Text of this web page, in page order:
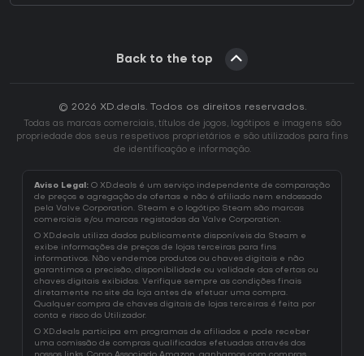
Back to the top
© 2026 XD.deals. Todos os direitos reservados.
Todas as marcas comerciais, títulos de jogos, logótipos e imagens são
propriedade dos seus respetivos proprietários e são utilizados para fins
de identificação e informação.
Aviso Legal: O XD.deals é um serviço independente de comparação
de preços e agregação de ofertas e não é afiliado nem endossado
pela Valve Corporation. Steam e o logótipo Steam são marcas
comerciais e/ou marcas registadas da Valve Corporation.
O XD.deals utiliza dados publicamente disponíveis da Steam e
exibe informações de preços de lojas terceiras para fins
informativos. Não vendemos produtos ou chaves digitais e não
garantimos a precisão, disponibilidade ou validade das ofertas ou
chaves digitais exibidas. Verifique sempre as condições finais
diretamente no site da loja antes de efetuar uma compra.
Qualquer compra de chaves digitais de lojas terceiras é feita por
conta e risco do Utilizador.
O XD.deals participa em programas de afiliados e pode receber
uma comissão de compras qualificadas efetuadas através dos